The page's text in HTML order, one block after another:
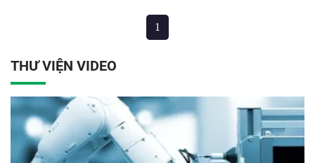
1
THƯ VIỆN VIDEO